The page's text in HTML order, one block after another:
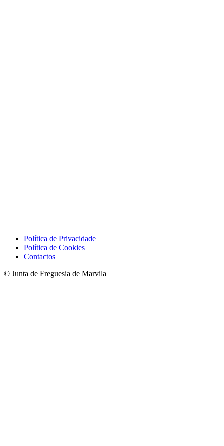
Política de Privacidade
Política de Cookies
Contactos
© Junta de Freguesia de Marvila